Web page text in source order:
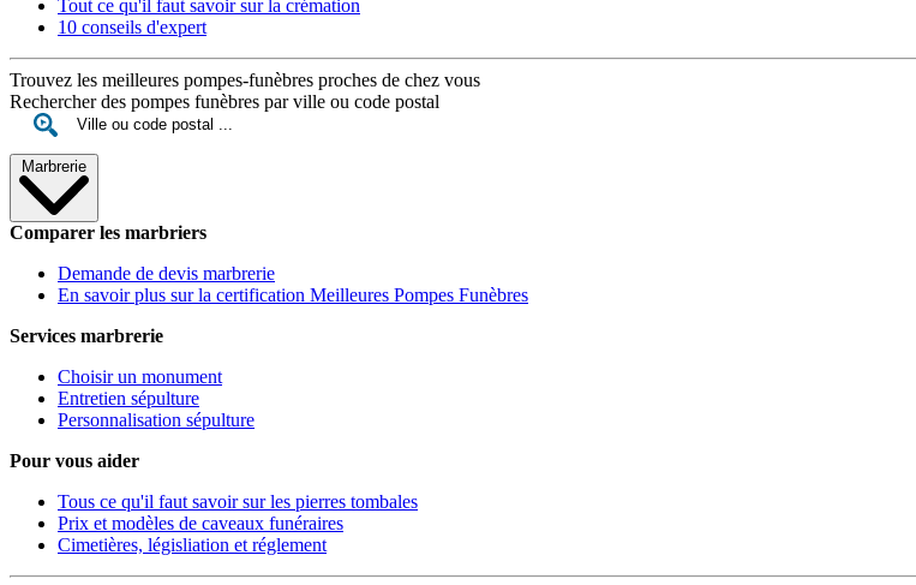
Tout ce qu'il faut savoir sur la crémation
10 conseils d'expert
Trouvez les meilleures pompes-funèbres proches de chez vous
Rechercher des pompes funèbres par ville ou code postal
Marbrerie
Comparer les marbriers
Demande de devis marbrerie
En savoir plus sur la certification Meilleures Pompes Funèbres
Services marbrerie
Choisir un monument
Entretien sépulture
Personnalisation sépulture
Pour vous aider
Tous ce qu'il faut savoir sur les pierres tombales
Prix et modèles de caveaux funéraires
Cimetières, législiation et réglement